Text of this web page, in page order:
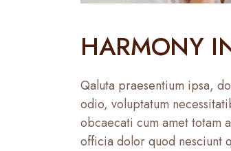
HARMONY
Qaluta praesentium ipsa,
odio, voluptatum
obcaecati cum amet totam
officia dolor quod nesciunt